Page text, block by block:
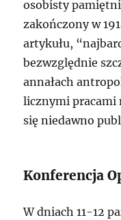
osobisty
zakończony w
artykułu,
bezwzględnie
annałach
licznymi pracami
się niedawno
Konferencja
W dniach 11-12